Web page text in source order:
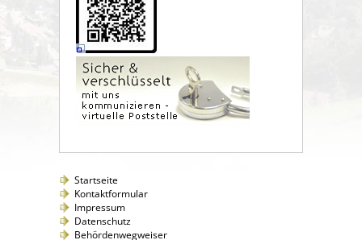
Startseite
Kontaktformular
Impressum
Datenschutz
Behördenwegweiser